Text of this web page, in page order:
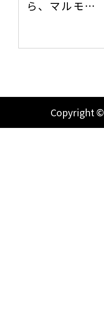
ら、マルモ…
Copyright ©